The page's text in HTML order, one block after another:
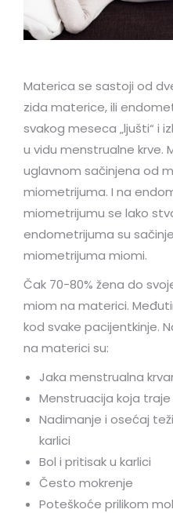
Materica se sastoji od
zida materice, ili
svakog meseca „ljušti“ i
u vidu menstrualne krve.
uglavnom sačinjena od
miometrijuma. I na
miometrijumu se lako
endometrijuma su
miometrijuma miomi.
Čak 70-80% žena do
miom na materici.
kod svake pacijentkinje.
na materici su:
Jaka menstrualna
Menstruacija koja
Nadimanje i osećaj
karlici
Bol i pritisak u karlici
Često mokrenje
Poteškoće prilikom